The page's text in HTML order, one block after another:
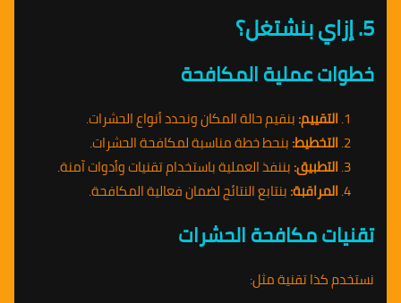
5. إزاي بنشتغل؟
خطوات عملية المكافحة
التقييم:بنقيم حالة المكان ونحدد أنواع الحشرات.
التخطيط:بنحط خطة مناسبة لمكافحة الحشرات.
التطبيق:بننفذ العملية باستخدام تقنيات وأدوات آمنة.
المراقبة:بنتابع النتائج لضمان فعالية المكافحة.
تقنيات مكافحة الحشرات
نستخدم كذا تقنية مثل: